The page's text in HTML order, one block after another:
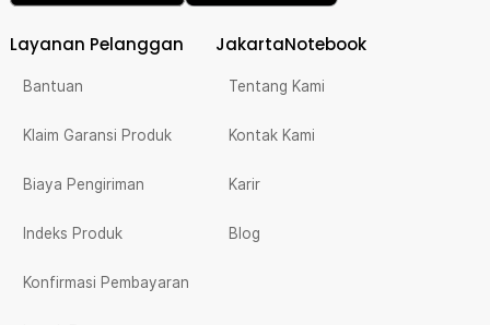
Layanan Pelanggan
Bantuan
Klaim Garansi Produk
Biaya Pengiriman
Indeks Produk
Konfirmasi Pembayaran
JakartaNotebook
Tentang Kami
Kontak Kami
Karir
Blog